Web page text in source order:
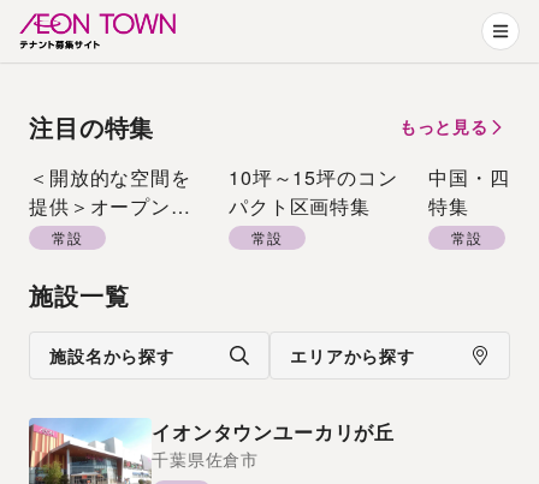
注目の特集 もっと見る
＜開放的な空間を
提供＞オープンエ
アーモール特集
常設
10坪～15坪のコン
パクト区画特集
常設
中国・四国
特集
常設
施設一覧
施設名から探す エリアから探す
イオンタウンユーカリが丘
千葉県佐倉市